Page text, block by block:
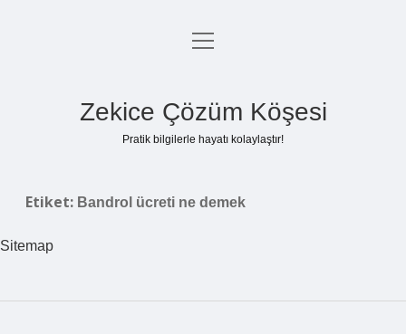
Anasayfa
Yasal Uyarı
menüyü
Zekice Çözüm Köşesi
Pratik bilgilerle hayatı kolaylaştır!
Etiket: Bandrol ücreti ne demek
Sitemap